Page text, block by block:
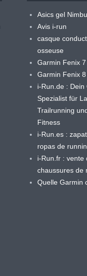
Asics gel
Avis i-run
casque
osseuse
Garmin Fenix 7
Garmin Fenix 8
i-Run.de : Dein
Spezialist für
Trailrunning
Fitness
i-Run.es :
ropas de
i-Run.fr : vente
chaussures de
Quelle Garmin